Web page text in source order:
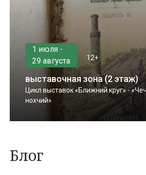
1 июля -
29 августа
12+
выставочная зона (2 этаж)
Цикл выставок «Ближний круг» -
нохчий»
Блог